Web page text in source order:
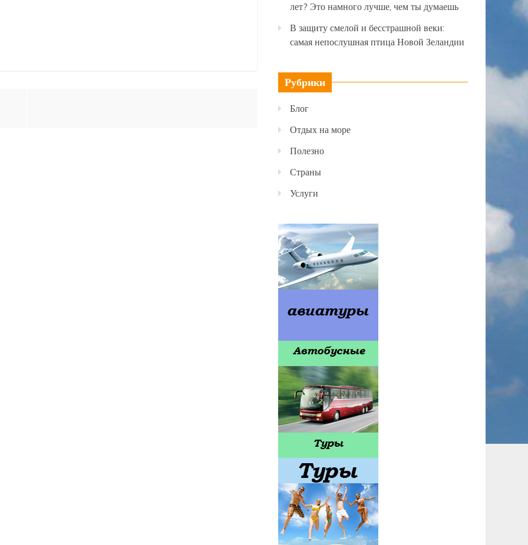
лет? Это намного лучше, чем ты думаешь
В защиту смелой и бесстрашной веки:
самая непослушная птица Новой Зеландии
Рубрики
Блог
Отдых на море
Полезно
Страны
Услуги